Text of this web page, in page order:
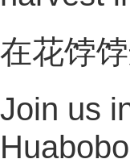
在花饽
Join us